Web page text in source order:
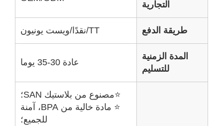
الدفع
الزمنية
⭐مصنوع من بلاستيك SAN؛
⭐ مادة خالية من BPA، آمنة